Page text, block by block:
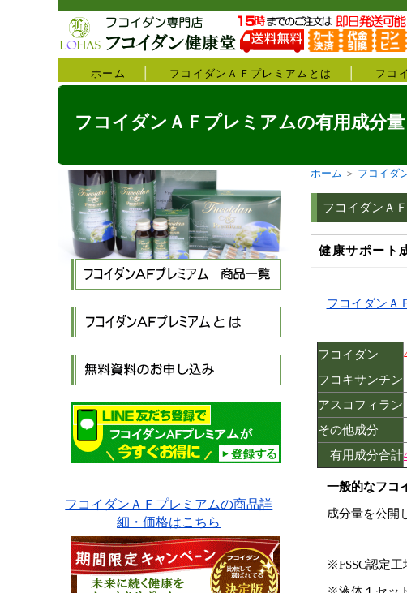
フコイダンＡＦプレミアムの有用成分
ホーム ＞ フコイダ
フコイダンＡ
健康サポート
フコイダンＡ
フコイダン
フコキサンチン
アスコフィラン
その他成分
有用成分合計
一般的なフコ
成分量を公開
※FSSC認定工
ホーム フコイダンＡＦプレミアムとは フコ
フコイダンＡＦプレミアムの商品詳
細・価格はこちら